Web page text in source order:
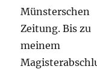
Münsterschen
Zeitung. Bis zu
meinem